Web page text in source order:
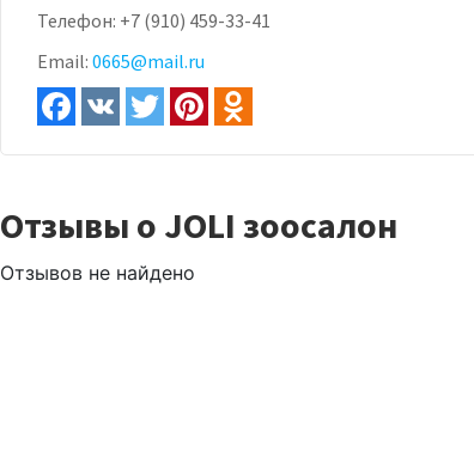
Телефон: +7 (910) 459-33-41
Email: 0665@mail.ru
Отзывы о JOLI зоосалон
Отзывов не найдено